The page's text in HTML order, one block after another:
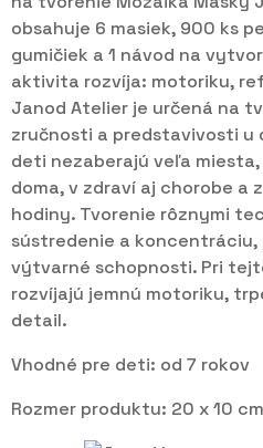
obsahuje 6 masiek, 900 ks
gumičiek a 1 návod na
aktivita rozvíja: motoriku,
Janod Atelier je určená na
zručnosti a predstavivosti u
deti nezaberajú veľa
doma, v zdraví aj chorobe a
hodiny. Tvorenie rôznymi
sústredenie a koncentráciu,
výtvarné schopnosti. Pri
rozvíjajú jemnú motoriku,
detail.
Vhodné pre deti: od 7 rokov
Rozmer produktu: 20 x 10 cm